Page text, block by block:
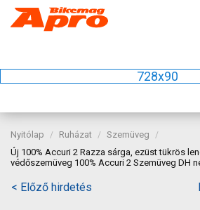
728x90
Nyitólap Ruházat
Szemüveg
Új 100% Accuri 2 Razza sárga, ezüst tükrös
védőszemüveg 100% Accuri 2 Szemüveg DH
< Előző hirdetés